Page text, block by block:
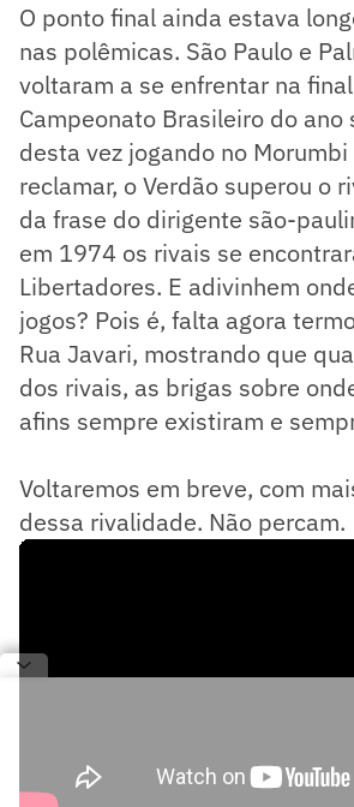
O ponto final ainda estava
nas polêmicas. São Paulo e
voltaram a se enfrentar na
Campeonato Brasileiro do ano
desta vez jogando no
reclamar, o Verdão superou o
da frase do dirigente são-
em 1974 os rivais se
Libertadores. E adivinhem
jogos? Pois é, falta agora
Rua Javari, mostrando que
dos rivais, as brigas sobre
afins sempre existiram e
Voltaremos em breve, com
dessa rivalidade. Não percam.